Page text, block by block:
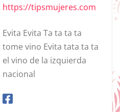
https://tipsmujeres.com
Evita Evita Ta ta ta ta
tome vino Evita tata ta ta
el vino de la izquierda
nacional